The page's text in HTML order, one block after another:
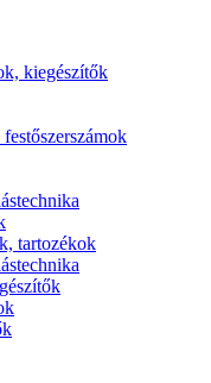
kiegészítők
tartozékok